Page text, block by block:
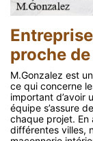
proche
M.Gonzalez est
ce qui concerne
important d’avoir
équipe s’assure
chaque projet.
différentes villes,